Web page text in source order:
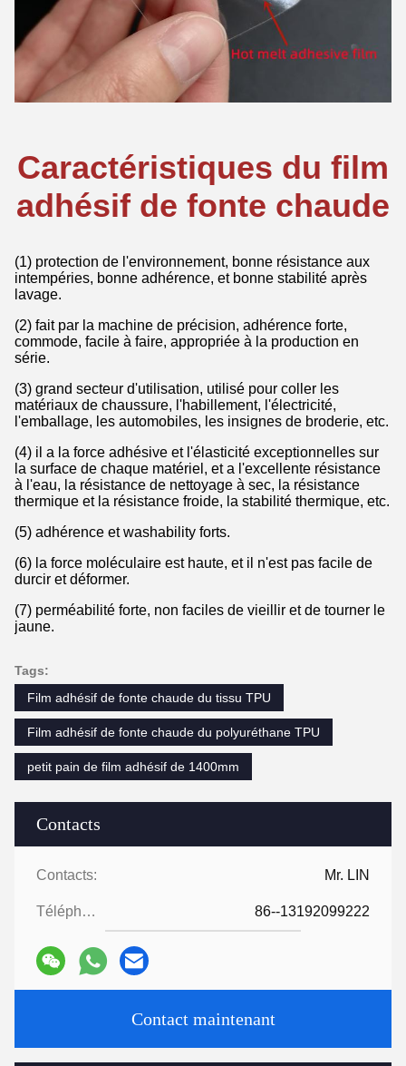
Contacts
Contacts: Mr. LIN
Téléphone: 86--13192099222
Contact maintenant
Caractéristiques du film
adhésif de fonte chaude
(1) protection de l'environnement, bonne résistance aux
intempéries, bonne adhérence, et bonne stabilité après
lavage.
(2) fait par la machine de précision, adhérence forte,
commode, facile à faire, appropriée à la production en
série.
(3) grand secteur d'utilisation, utilisé pour coller les
matériaux de chaussure, l'habillement, l'électricité,
l'emballage, les automobiles, les insignes de broderie, etc.
(4) il a la force adhésive et l'élasticité exceptionnelles sur
la surface de chaque matériel, et a l'excellente résistance
à l'eau, la résistance de nettoyage à sec, la résistance
thermique et la résistance froide, la stabilité thermique, etc.
(5) adhérence et washability forts.
(6) la force moléculaire est haute, et il n'est pas facile de
durcir et déformer.
(7) perméabilité forte, non faciles de vieillir et de tourner le
jaune.
Tags:
Film adhésif de fonte chaude du tissu TPU
Film adhésif de fonte chaude du polyuréthane TPU
petit pain de film adhésif de 1400mm